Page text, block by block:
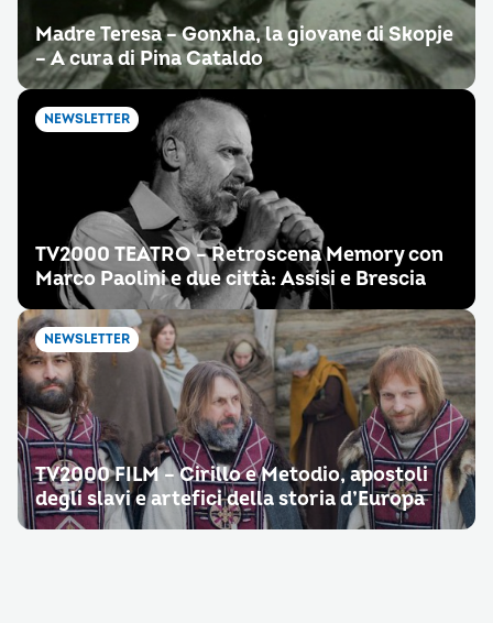
Madre Teresa – Gonxha, la giovane di Skopje
– A cura di Pina Cataldo
NEWSLETTER
TV2000 TEATRO – Retroscena Memory con
Marco Paolini e due città: Assisi e Brescia
NEWSLETTER
TV2000 FILM – Cirillo e Metodio, apostoli
degli slavi e artefici della storia d’Europa